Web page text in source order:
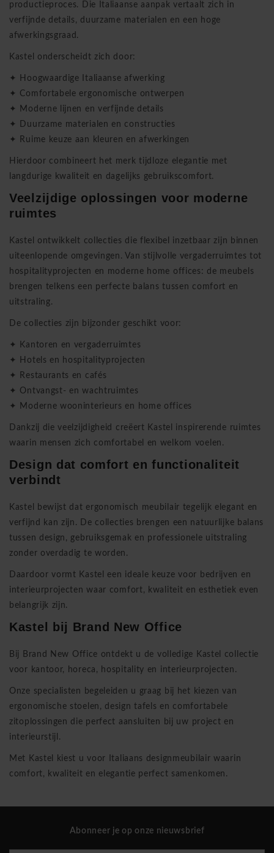
productieproces. Die Italiaanse aanpak vertaalt zich in
verfijnde details, duurzame materialen en een hoge
afwerkingsgraad.
Kastel onderscheidt zich door:
✦ Hoogwaardige Italiaanse afwerking
✦ Comfortabele ergonomische ontwerpen
✦ Moderne lijnen en verfijnde details
✦ Duurzame materialen en constructies
✦ Ruime keuze aan kleuren en afwerkingen
Hierdoor combineert het merk tijdloze elegantie met
langdurige kwaliteit en dagelijks gebruikscomfort.
Veelzijdige oplossingen voor moderne
ruimtes
Kastel ontwikkelt collecties die flexibel inzetbaar zijn binnen
uiteenlopende omgevingen. Van stijlvolle vergaderruimtes tot
hospitalityprojecten en moderne home offices: de meubels
brengen telkens een perfecte balans tussen comfort en
uitstraling.
De collecties zijn bijzonder geschikt voor:
✦ Kantoren en vergaderruimtes
✦ Hotels en hospitalityprojecten
✦ Restaurants en cafés
✦ Ontvangst- en wachtruimtes
✦ Moderne wooninterieurs en home offices
Dankzij die veelzijdigheid creëert Kastel inspirerende ruimtes
waarin mensen zich comfortabel en welkom voelen.
Design dat comfort en functionaliteit
verbindt
Kastel bewijst dat ergonomisch meubilair tegelijk elegant en
verfijnd kan zijn. De collecties brengen een natuurlijke balans
tussen design, gebruiksgemak en professionele uitstraling
zonder overdadig te worden.
Daardoor vormt Kastel een ideale keuze voor bedrijven en
interieurprojecten waar comfort, kwaliteit en esthetiek even
belangrijk zijn.
Kastel bij Brand New Office
Bij Brand New Office ontdekt u de volledige Kastel collectie
voor kantoor, horeca, hospitality en interieurprojecten.
Onze specialisten begeleiden u graag bij het kiezen van
ergonomische stoelen, design tafels en comfortabele
zitoplossingen die perfect aansluiten bij uw project en
interieurstijl.
Met Kastel kiest u voor Italiaans designmeubilair waarin
comfort, kwaliteit en elegantie perfect samenkomen.
Abonneer je op onze nieuwsbrief